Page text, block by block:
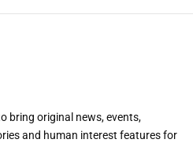
bring original news, events,
and human interest features for